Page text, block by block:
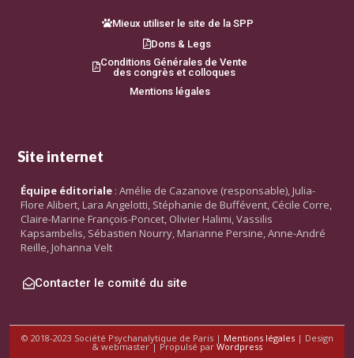
Mieux utiliser le site de la SPP
Dons & Legs
Conditions Générales de Vente
des congrès et colloques
Mentions légales
Site internet
Équipe éditoriale : Amélie de Cazanove (responsable), Julia-
Flore Alibert, Lara Angelotti, Stéphanie de Buffévent, Cécile Corre,
Claire-Marine François-Poncet, Olivier Halimi, Vassilis
Kapsambelis, Sébastien Nourry, Marianne Persine, Anne-André
Reille, Johanna Velt
Contacter le comité du site
© 2018-2023 Société Psychanalytique de Paris | Mentions légales| Design
& webmaster | Propulsé par Wordpress